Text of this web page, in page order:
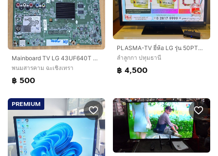
Mainboard TV LG 43UF640T มือสอง
พนมสารคาม ฉะเชิงเทรา
฿ 500
PLASMA-TV ยี่ห้อ LG รุ่น 50PT350R
ลำลูกกา ปทุมธานี
฿ 4,500
PREMIUM